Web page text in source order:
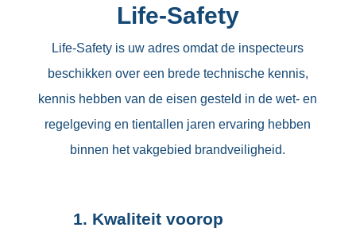
Life-Safety
Life-Safety is uw adres omdat de inspecteurs
beschikken over een brede technische kennis,
kennis hebben van de eisen gesteld in de wet- en
regelgeving en tientallen jaren ervaring hebben
binnen het vakgebied brandveiligheid.
1. Kwaliteit voorop